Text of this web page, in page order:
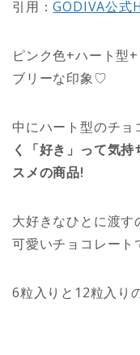
引用：GODIVA公式
ピンク色+ハート型
ブリーな印象♡
中にハート型のチョ
く「好き」って気
スメの商品!
大好きなひとに渡す
可愛いチョコレー
6粒入りと12粒入り